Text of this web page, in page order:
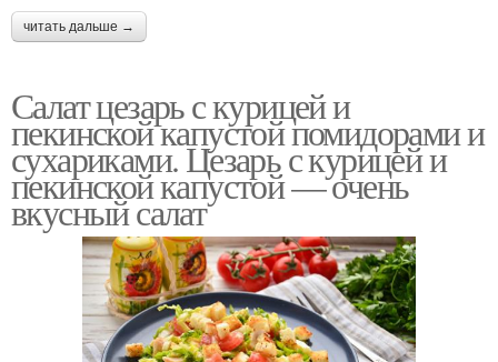
читать дальше →
Салат цезарь с курицей и
пекинской капустой помидорами и
сухариками. Цезарь с курицей и
пекинской капустой — очень
вкусный салат